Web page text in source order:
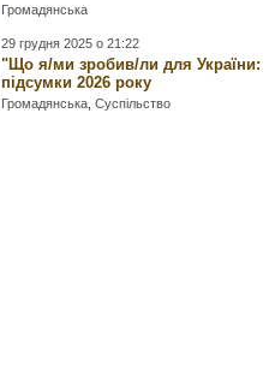
Громадянська
29 грудня 2025 о 21:22
"Що я/ми зробив/ли для України:
підсумки 2026 року
Громадянська ,Суспільство